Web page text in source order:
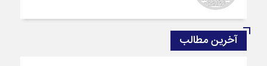
آخرین مطالب